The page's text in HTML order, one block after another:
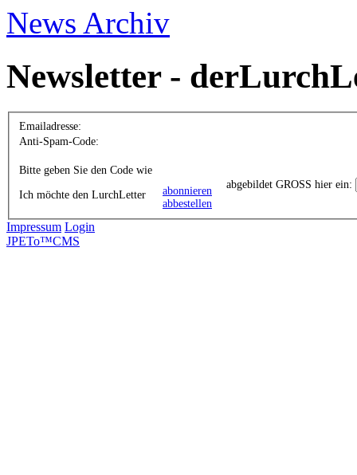
News Archiv
Newsletter -
Emailadresse:
Anti-Spam-Code:
Bitte geben Sie den Code wie
abgebildet GROSS hier ein:
Ich möchte den LurchLetter
abonnieren
abbestellen
Impressum Login
JPETo™CMS